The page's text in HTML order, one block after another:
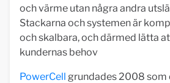
och värme utan några andra
Stackarna och systemen är
och skalbara, och därmed lätta
kundernas behov
PowerCell grundades 2008 som